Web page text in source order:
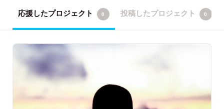
応援したプロジェクト 0 投稿したプロジェクト 0